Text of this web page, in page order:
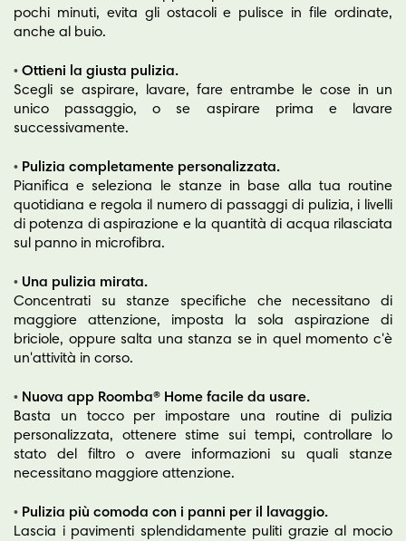
pochi minuti, evita gli ostacoli e pulisce in file ordinate,
anche al buio.
• Ottieni la giusta pulizia.
Scegli se aspirare, lavare, fare entrambe le cose in un
unico passaggio, o se aspirare prima e lavare
successivamente.
• Pulizia completamente personalizzata.
Pianifica e seleziona le stanze in base alla tua routine
quotidiana e regola il numero di passaggi di pulizia, i livelli
di potenza di aspirazione e la quantità di acqua rilasciata
sul panno in microfibra.
• Una pulizia mirata.
Concentrati su stanze specifiche che necessitano di
maggiore attenzione, imposta la sola aspirazione di
briciole, oppure salta una stanza se in quel momento c'è
un'attività in corso.
• Nuova app Roomba® Home facile da usare.
Basta un tocco per impostare una routine di pulizia
personalizzata, ottenere stime sui tempi, controllare lo
stato del filtro o avere informazioni su quali stanze
necessitano maggiore attenzione.
• Pulizia più comoda con i panni per il lavaggio.
Lascia i pavimenti splendidamente puliti grazie al mocio